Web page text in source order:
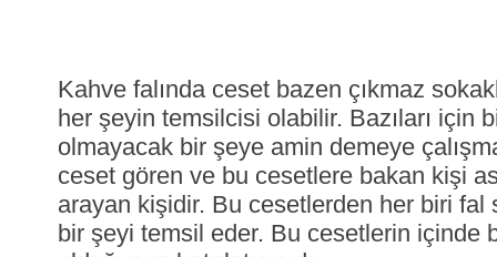
Kahve falında ceset bazen çıkmaz
her şeyin temsilcisi olabilir. Bazıları için
olmayacak bir şeye amin demeye
ceset gören ve bu cesetlere bakan kişi
arayan kişidir. Bu cesetlerden her biri fal
bir şeyi temsil eder. Bu cesetlerin içinde